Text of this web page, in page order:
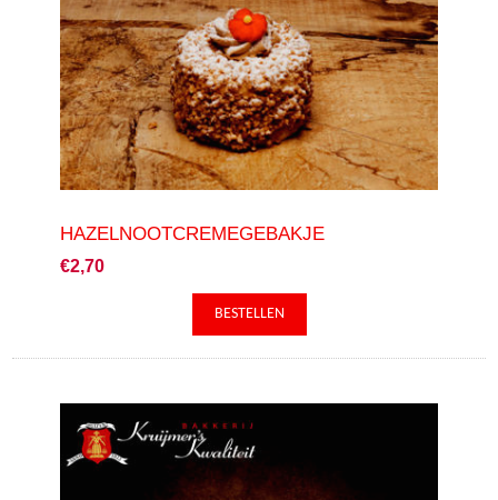
HAZELNOOTCREMEGEBAKJE
€2,70